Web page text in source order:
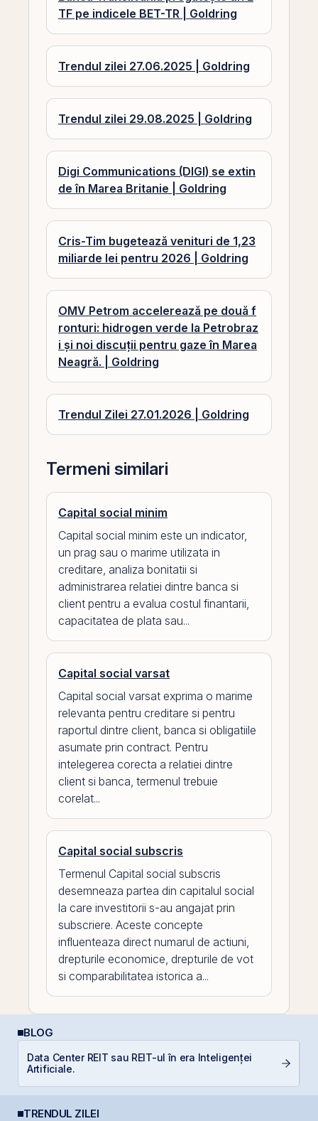
TF pe indicele BET-TR | Goldring
Trendul zilei 27.06.2025 | Goldring
Trendul zilei 29.08.2025 | Goldring
Digi Communications (DIGI) se extin
de în Marea Britanie | Goldring
Cris-Tim bugetează venituri de 1,23
miliarde lei pentru 2026 | Goldring
OMV Petrom accelerează pe două f
ronturi: hidrogen verde la Petrobraz
i și noi discuții pentru gaze în Marea
Neagră. | Goldring
Trendul Zilei 27.01.2026 | Goldring
Termeni similari
Capital social minim
Capital social minim este un indicator,
un prag sau o marime utilizata in
creditare, analiza bonitatii si
administrarea relatiei dintre banca si
client pentru a evalua costul finantarii,
capacitatea de plata sau...
Capital social varsat
Capital social varsat exprima o marime
relevanta pentru creditare si pentru
raportul dintre client, banca si obligatiile
asumate prin contract. Pentru
intelegerea corecta a relatiei dintre
client si banca, termenul trebuie
corelat...
Capital social subscris
Termenul Capital social subscris
desemneaza partea din capitalul social
la care investitorii s-au angajat prin
subscriere. Aceste concepte
influenteaza direct numarul de actiuni,
drepturile economice, drepturile de vot
si comparabilitatea istorica a...
BLOG
Data Center REIT sau REIT-ul în era Inteligenței
Artificiale.
TRENDUL ZILEI